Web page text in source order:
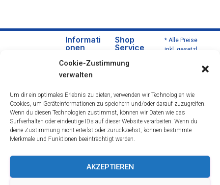
Cookie-Zustimmung
verwalten
Um dir ein optimales Erlebnis zu bieten, verwenden wir Technologien wie
Cookies, um Geräteinformationen zu speichern und/oder darauf zuzugreifen.
Wenn du diesen Technologien zustimmst, können wir Daten wie das
Surfverhalten oder eindeutige IDs auf dieser Website verarbeiten. Wenn du
deine Zustimmung nicht erteilst oder zurückziehst, können bestimmte
Merkmale und Funktionen beeinträchtigt werden.
AKZEPTIEREN
Informati
onen
uns
Daten
rung
Impre
ssum
Shop
Service
ngsbe
dingu
ngen
Wider
rufsre
cht
* Alle Preise
inkl. gesetzl.
Nachnahmeg
ebühren,
wenn nicht
anders
beschrieben.